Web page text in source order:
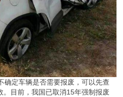
确定车辆是否需要报废，可以先查
目前，我国已取消15年强制报废